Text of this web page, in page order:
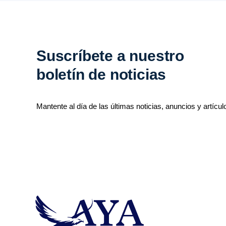
Suscríbete a nuestro
boletín de noticias
Mantente al día de las últimas noticias, anuncios y